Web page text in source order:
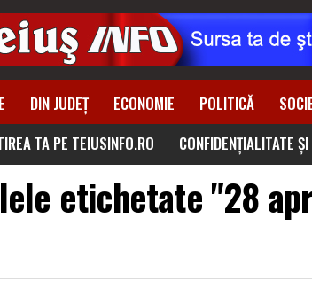
DIN JUDEȚ ECONOMIE POLITICĂ
TA PE TEIUSINFO.RO CONFIDENȚIALITATE
etichetate "28